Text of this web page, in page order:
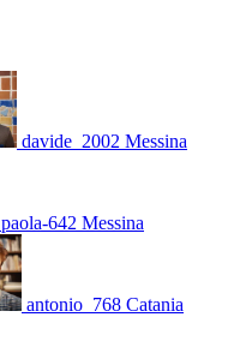
davide_2002 Messina
paola-642 Messina
antonio_768 Catania